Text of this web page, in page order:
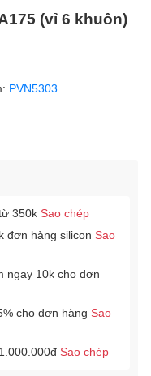
(vỉ 6 khuôn)
PVN5303
350k Sao chép
đơn hàng silicon Sao
ngay 10k cho đơn
cho đơn hàng Sao
Sao chép